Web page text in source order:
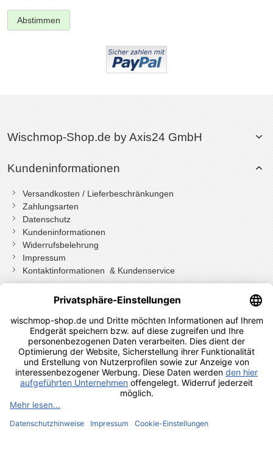
Abstimmen
Wischmop-Shop.de by Axis24 GmbH
Kundeninformationen
Versandkosten / Lieferbeschränkungen
Zahlungsarten
Datenschutz
Kundeninformationen
Widerrufsbelehrung
Impressum
Kontaktinformationen & Kundenservice
Wenn Sie mit Kundenkonto bestellt haben, können Sie sich
einloggen
und bei der Bestellung in Ihrem Konto den Widerrufen Button
drücken.
Wenn Sie als Gast bestellt haben klicken Sie auf diesen Button.
Shopauskunft Kundenbewertungen